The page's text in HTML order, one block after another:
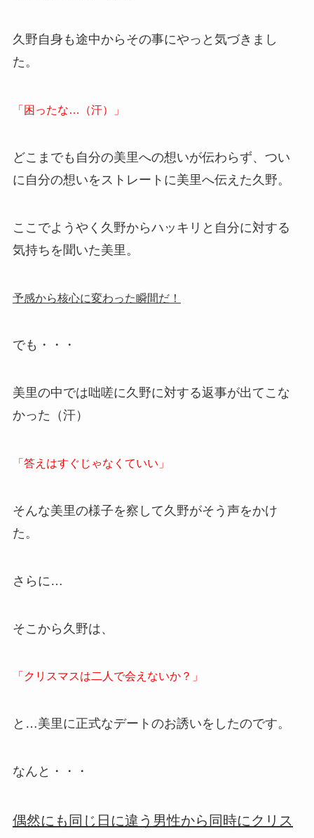
久野自身も途中からその事にやっと気づきまし
た。
「困ったな…（汗）」
どこまでも自分の美里への想いが伝わらず、つい
に自分の想いをストレートに美里へ伝えた久野。
ここでようやく久野からハッキリと自分に対する
気持ちを聞いた美里。
予感から核心に変わった瞬間だ！
でも・・・
美里の中では咄嗟に久野に対する返事が出てこな
かった（汗）
「答えはすぐじゃなくていい」
そんな美里の様子を察して久野がそう声をかけ
た。
さらに…
そこから久野は、
「クリスマスは二人で会えないか？」
と…美里に正式なデートのお誘いをしたのです。
なんと・・・
偶然にも同じ日に違う男性から同時にクリス